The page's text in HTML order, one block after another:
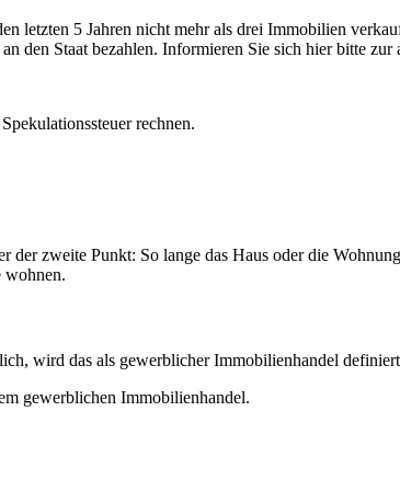
letzten 5 Jahren nicht mehr als drei Immobilien
den Staat bezahlen. Informieren Sie sich hier bitte zur
rechnen.
zweite Punkt: So lange das Haus oder die
wohnen.
wird das als gewerblicher Immobilienhandel
gewerblichen Immobilienhandel.